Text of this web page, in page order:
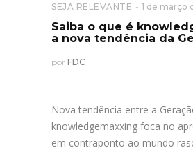
SEJA RELEVANTE 1 de março
Saiba o que é
a nova tendência da
por FDC
Nova tendência entre a
knowledgemaxxing foca no
em contraponto ao mundo